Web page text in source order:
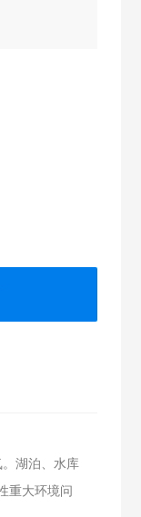
湖泊、水库
重大环境问